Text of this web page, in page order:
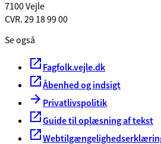
7100 Vejle
CVR. 29 18 99 00
Se også
Fagfolk.vejle.dk
Åbenhed og indsigt
Privatlivspolitik
Guide til oplæsning af tekst